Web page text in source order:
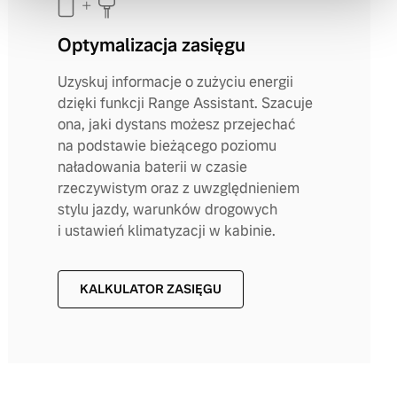
Optymalizacja zasięgu
Uzyskuj informacje o zużyciu energii
dzięki funkcji Range Assistant. Szacuje
ona, jaki dystans możesz przejechać
na podstawie bieżącego poziomu
naładowania baterii w czasie
rzeczywistym oraz z uwzględnieniem
stylu jazdy, warunków drogowych
i ustawień klimatyzacji w kabinie.
KALKULATOR ZASIĘGU